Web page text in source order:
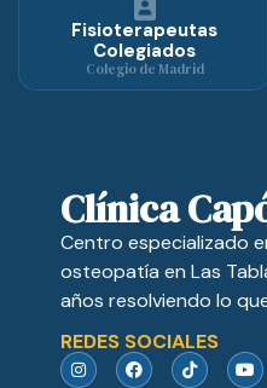
Fisioterapeutas
Colegiados
Colegio de Madrid
Clínica
Centro especializado
osteopatía en Las
años resolviendo lo
REDES SOCIALES